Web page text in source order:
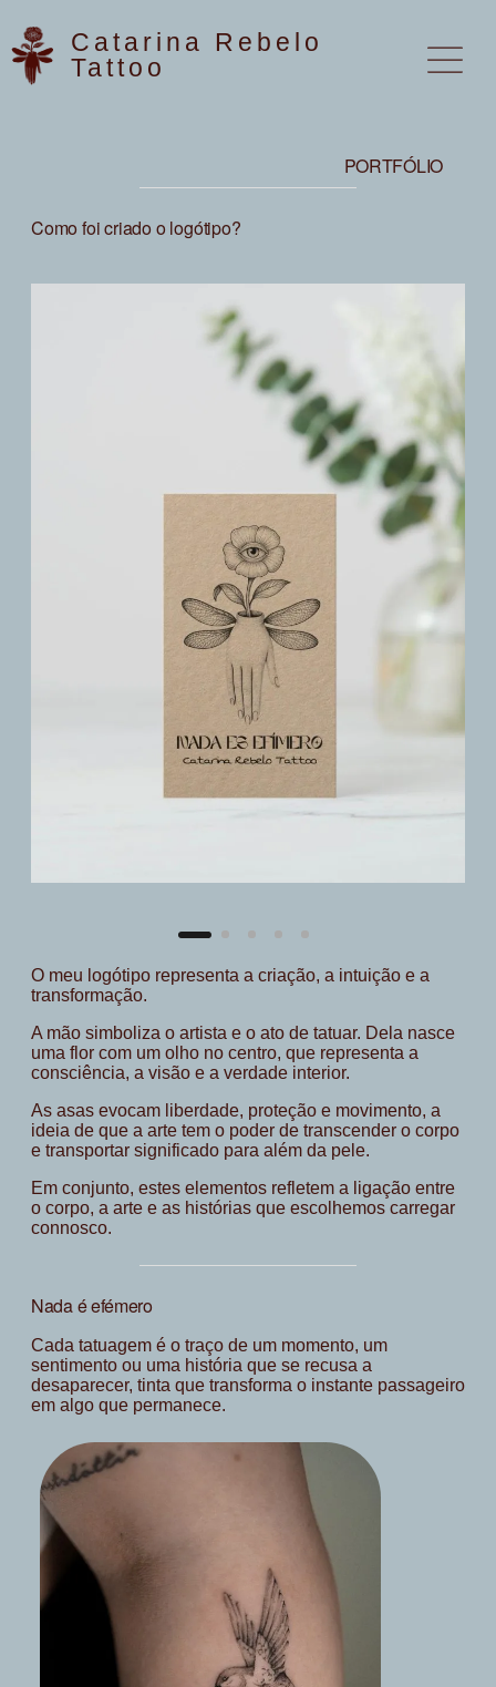
para
conteúdo
Catarina Rebelo
Tattoo
PORTFÓLIO
Como foi criado o logótipo?
O meu logótipo representa a criação, a intuição e a
transformação.
A mão simboliza o artista e o ato de tatuar. Dela nasce
uma flor com um olho no centro, que representa a
consciência, a visão e a verdade interior.
As asas evocam liberdade, proteção e movimento, a
ideia de que a arte tem o poder de transcender o corpo
e transportar significado para além da pele.
Em conjunto, estes elementos refletem a ligação entre
o corpo, a arte e as histórias que escolhemos carregar
connosco.
Nada é efémero
Cada tatuagem é o traço de um momento, um
sentimento ou uma história que se recusa a
desaparecer, tinta que transforma o instante passageiro
em algo que permanece.